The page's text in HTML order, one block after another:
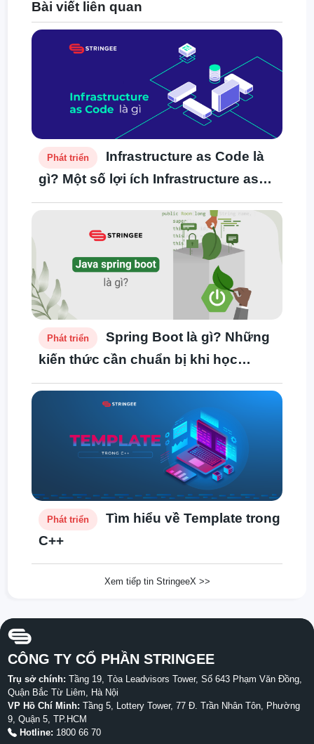
Bài viết liên quan
Phát triển
Infrastructure as Code là
gì? Một số lợi ích Infrastructure as
Code mang lại
Phát triển
Spring Boot là gì? Những
kiến thức cần chuẩn bị khi học
Spring Boot
Phát triển
Tìm hiểu về Template trong
C++
Xem tiếp tin StringeeX >>
CÔNG TY CỔ PHẦN STRINGEE
Trụ sở chính: Tầng 19, Tòa Leadvisors Tower, Số 643 Phạm Văn Đồng,
Quận Bắc Từ Liêm, Hà Nội
VP Hồ Chí Minh: Tầng 5, Lottery Tower, 77 Đ. Trần Nhân Tôn, Phường
9, Quận 5, TP.HCM
Hotline: 1800 66 70